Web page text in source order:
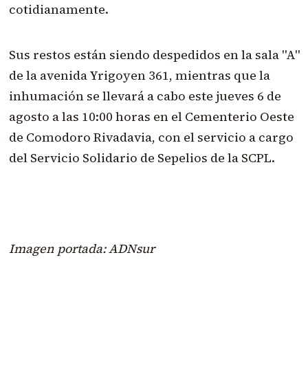
cotidianamente.
Sus restos están siendo despedidos en la sala "A"
de la avenida Yrigoyen 361, mientras que la
inhumación se llevará a cabo este jueves 6 de
agosto a las 10:00 horas en el Cementerio Oeste
de Comodoro Rivadavia, con el servicio a cargo
del Servicio Solidario de Sepelios de la SCPL.
Imagen portada: ADNsur